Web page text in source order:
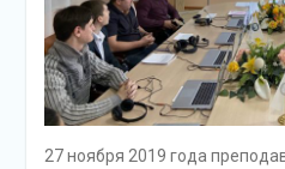
27 ноября 2019 года